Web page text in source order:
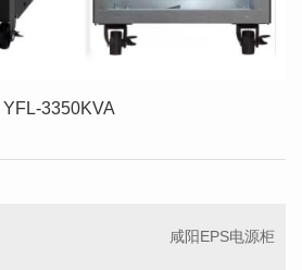
YFL-3350KVA
咸阳EPS电源柜